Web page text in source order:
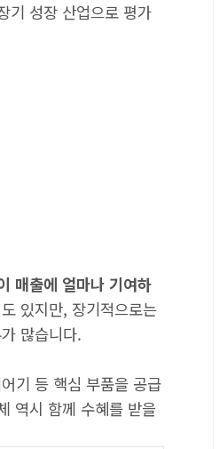
기 성장 산업으로 평가
매출에 얼마나 기여하
있지만, 장기적으로는
많습니다.
기 등 핵심 부품을 공급
역시 함께 수혜를 받을